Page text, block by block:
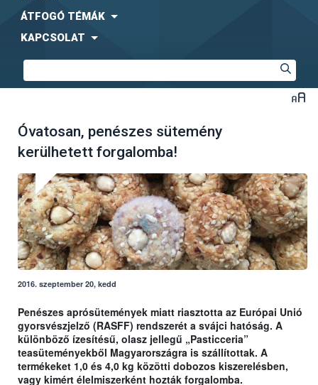
ÁTFOGÓ TÉMÁK
KAPCSOLAT
Óvatosan, penészes sütemény
kerülhetett forgalomba!
2016. szeptember 20, kedd
Penészes aprósütemények miatt riasztotta az Európai Unió
gyorsvészjelző (RASFF) rendszerét a svájci hatóság. A
különböző ízesítésű, olasz jellegű „Pasticceria”
teasüteményekből Magyarországra is szállítottak. A
termékeket 1,0 és 4,0 kg közötti dobozos kiszerelésben,
vagy kimért élelmiszerként hozták forgalomba.